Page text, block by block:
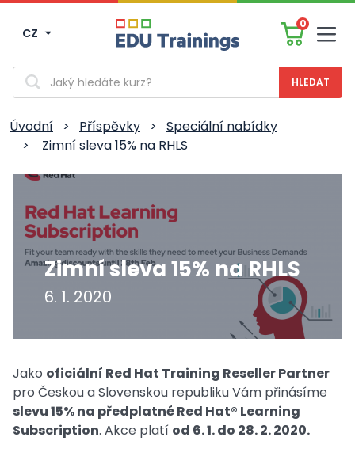
CZ
0
Vyhledávání
Úvodní > Příspěvky >
Speciální nabídky
>
Zimní sleva 15% na RHLS
Zimní sleva 15% na RHLS
6. 1. 2020
Jako oficiální Red Hat Training Reseller Partner
pro Českou a Slovenskou republiku Vám přinásíme
slevu 15% na předplatné Red Hat® Learning
Subscription. Akce platí od 6. 1. do 28. 2. 2020.